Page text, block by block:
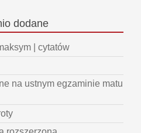
dodane
| cytatów
na ustnym egzaminie matu